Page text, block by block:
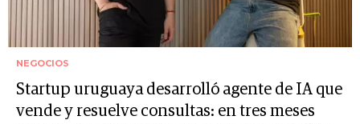
NEGOCIOS
Startup uruguaya desarrolló agente de IA que
vende y resuelve consultas: en tres meses